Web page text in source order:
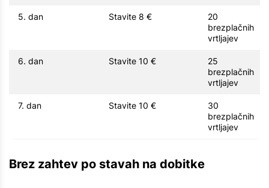
5. dan Stavite 8 €
20
brezplačnih
vrtljajev
6. dan Stavite 10 €
25
brezplačnih
vrtljajev
7. dan Stavite 10 €
30
brezplačnih
vrtljajev
Brez zahtev po stavah na dobitke